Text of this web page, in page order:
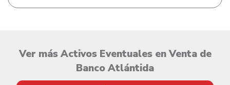
Ver más Activos Eventuales en Venta de
Banco Atlántida